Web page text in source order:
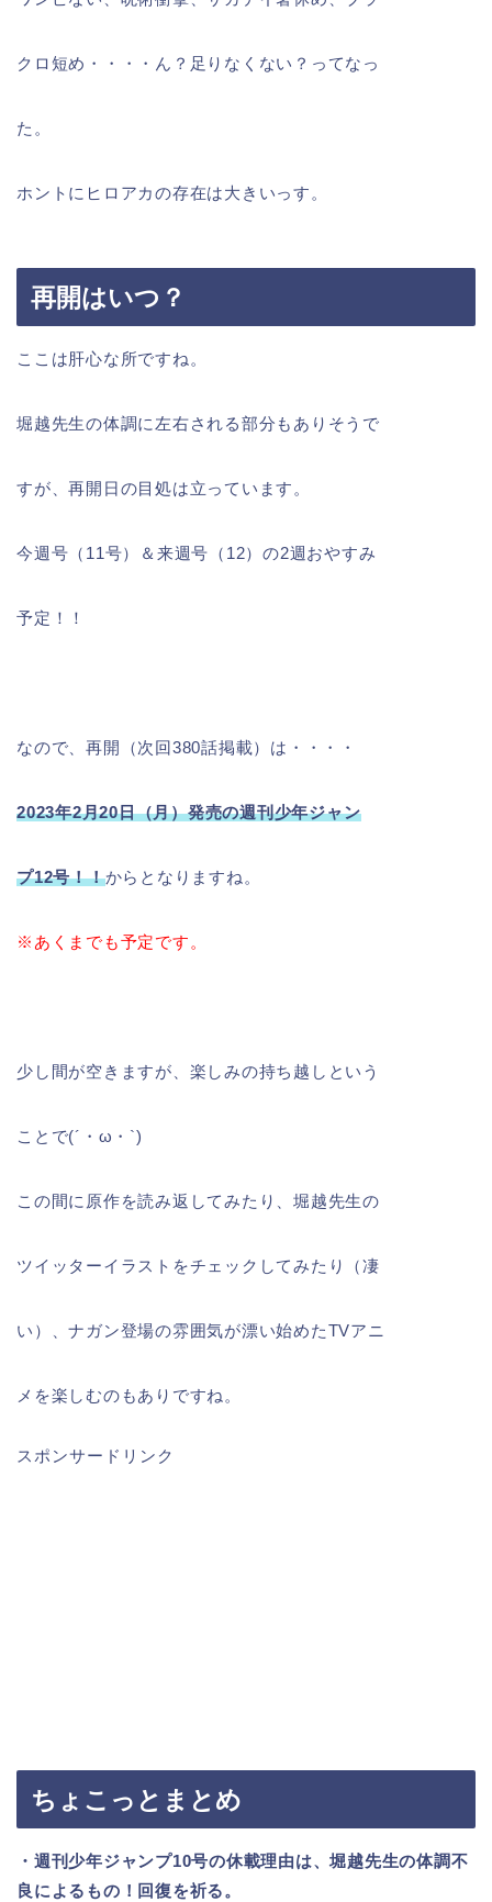
クロ短め・・・・ん？足りなくない？ってなっ
た。
ホントにヒロアカの存在は大きいっす。
再開はいつ？
ここは肝心な所ですね。
堀越先生の体調に左右される部分もありそうで
すが、再開日の目処は立っています。
今週号（11号）＆来週号（12）の2週おやすみ
予定！！
なので、再開（次回380話掲載）は・・・・
2023年2月20日（月）発売の週刊少年ジャン
プ12号！！からとなりますね。
※あくまでも予定です。
少し間が空きますが、楽しみの持ち越しという
ことで(´・ω・`)
この間に原作を読み返してみたり、堀越先生の
ツイッターイラストをチェックしてみたり（凄
い）、ナガン登場の雰囲気が漂い始めたTVアニ
メを楽しむのもありですね。
スポンサードリンク
ちょこっとまとめ
・週刊少年ジャンプ10号の休載理由は、堀越先生の体調不
良によるもの！回復を祈る。